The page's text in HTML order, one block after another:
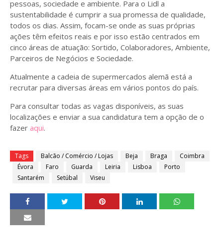
pessoas, sociedade e ambiente. Para o Lidl a
sustentabilidade é cumprir a sua promessa de qualidade,
todos os dias. Assim, focam-se onde as suas próprias
ações têm efeitos reais e por isso estão centrados em
cinco áreas de atuação: Sortido, Colaboradores, Ambiente,
Parceiros de Negócios e Sociedade.
Atualmente a cadeia de supermercados alemã está a
recrutar para diversas áreas em vários pontos do país.
Para consultar todas as vagas disponíveis, as suas
localizações e enviar a sua candidatura tem a opção de o
fazer aqui.
Tags Balcão / Comércio / Lojas Beja Braga
Coimbra
Évora
Faro Guarda Leiria Lisboa
Porto
Santarém
Setúbal Viseu